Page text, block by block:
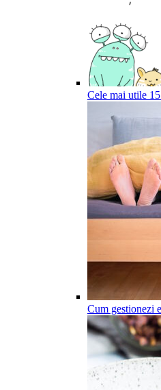
Cele mai utile
Cum gestionezi